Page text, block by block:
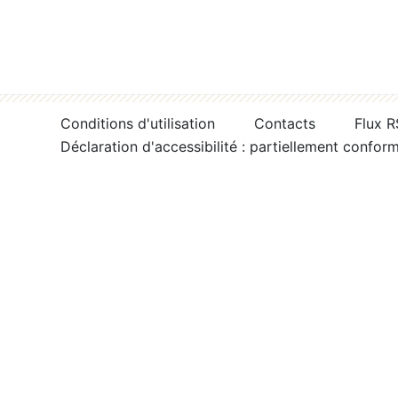
Conditions d'utilisation Contacts
Flux
Déclaration d'accessibilité : partiellement